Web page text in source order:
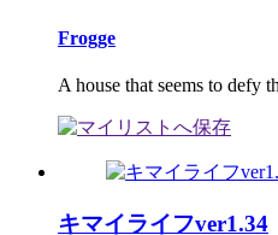
Frogge
A house that seems to defy
キマイライフver1.34